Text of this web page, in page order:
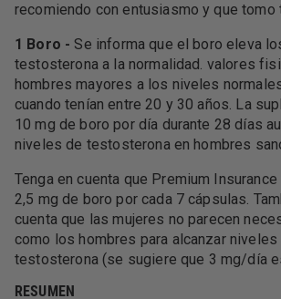
recomiendo con entusiasmo y que
1 Boro - Se informa que el boro eleva
testosterona a la normalidad. valores
hombres mayores a los niveles
cuando tenían entre 20 y 30 años. La
10 mg de boro por día durante 28 días
niveles de testosterona en hombres
Tenga en cuenta que Premium
2,5 mg de boro por cada 7 cápsulas.
cuenta que las mujeres no parecen
como los hombres para alcanzar
testosterona (se sugiere que 3 mg/día
RESUMEN